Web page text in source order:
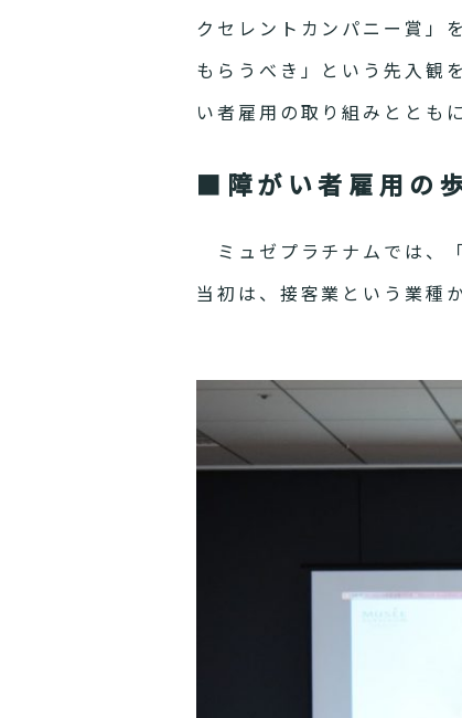
クセレントカンパニー賞」
もらうべき」という先入観
い者雇用の取り組みととも
■障がい者雇用の
ミュゼプラチナムでは、
当初は、接客業という業種